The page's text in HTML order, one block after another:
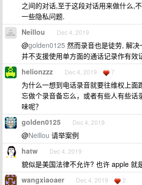
之间的对话,至于这段对话用来做什么,
一些隐私问题.
Neillou Dec 4, 2019
@golden0125 然而录音也是徒劳, 解
并不支援使用单方面的通话记录作有效
helionzzz Dec 4, 2019 7
为什么一想到电话录音就要往维权上面
忘做个录音备忘么，或者有些人有些话
味呢？
golden0125 Dec 4, 2019
@Neillou 请举案例
hatw Dec 4, 2019
貌似是美国法律不允许? 也许 apple 就
wangxiaoaer Dec 4, 2019 2